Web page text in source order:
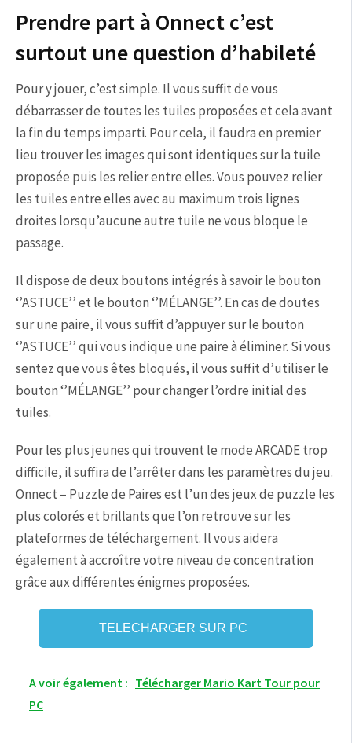
Prendre part à Onnect c’est
surtout une question d’habileté
Pour y jouer, c’est simple. Il vous suffit de vous
débarrasser de toutes les tuiles proposées et cela avant
la fin du temps imparti. Pour cela, il faudra en premier
lieu trouver les images qui sont identiques sur la tuile
proposée puis les relier entre elles. Vous pouvez relier
les tuiles entre elles avec au maximum trois lignes
droites lorsqu’aucune autre tuile ne vous bloque le
passage.
Il dispose de deux boutons intégrés à savoir le bouton
‘’ASTUCE’’ et le bouton ‘’MÉLANGE’’. En cas de doutes
sur une paire, il vous suffit d’appuyer sur le bouton
‘’ASTUCE’’ qui vous indique une paire à éliminer. Si vous
sentez que vous êtes bloqués, il vous suffit d’utiliser le
bouton ‘’MÉLANGE’’ pour changer l’ordre initial des
tuiles.
Pour les plus jeunes qui trouvent le mode ARCADE trop
difficile, il suffira de l’arrêter dans les paramètres du jeu.
Onnect – Puzzle de Paires est l’un des jeux de puzzle les
plus colorés et brillants que l’on retrouve sur les
plateformes de téléchargement. Il vous aidera
également à accroître votre niveau de concentration
grâce aux différentes énigmes proposées.
TELECHARGER SUR PC
A voir également : Télécharger Mario Kart Tour pour
PC